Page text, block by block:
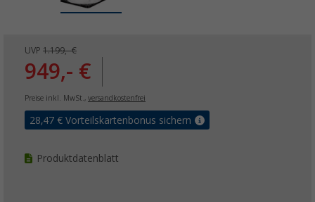
UVP 1.199,- €
949,- €
Preise inkl. MwSt., versandkostenfrei
28,47 € Vorteilskartenbonus sichern
Produktdatenblatt